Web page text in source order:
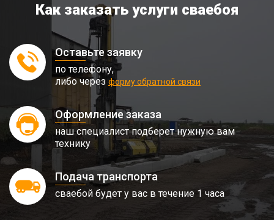
Как заказать услуги сваебоя
Оставьте заявку
по телефону,
либо через форму обратной связи
Оформление заказа
наш специалист подберет нужную вам
технику
Подача транспорта
сваебой будет у вас в течение 1 часа